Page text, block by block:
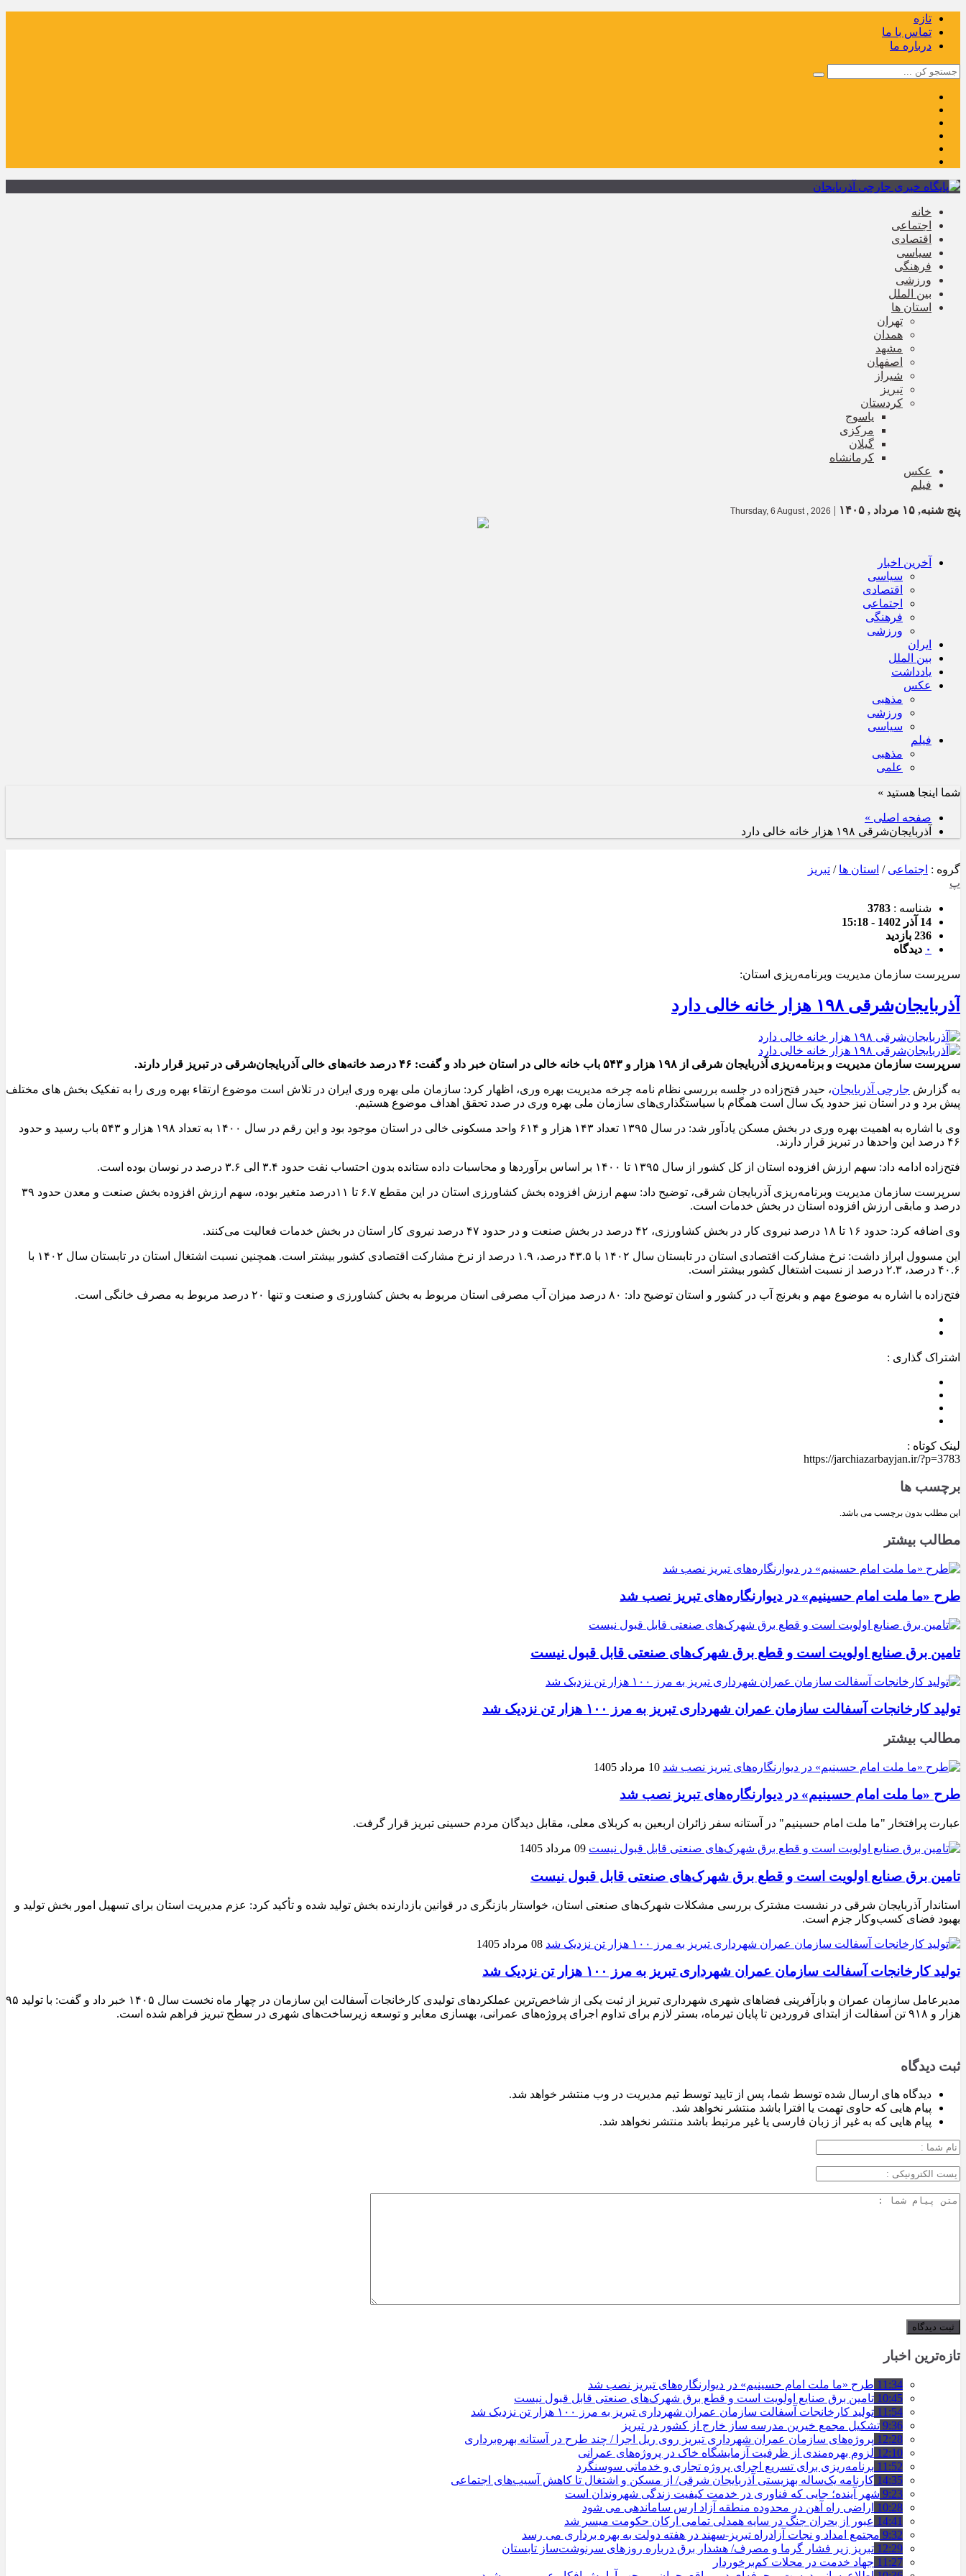
تازه
تماس با ما
درباره ما
خانه
اجتماعی
اقتصادی
سیاسی
فرهنگی
ورزشی
بین الملل
استان ها
تهران
همدان
مشهد
اصفهان
شیراز
تبریز
کردستان
یاسوج
مرکزی
گیلان
کرمانشاه
عکس
فیلم
پنج شنبه, ۱۵ مرداد , ۱۴۰۵ |
Thursday, 6 August , 2026
آخرین اخبار
سیاسی
اقتصادی
اجتماعی
فرهنگی
ورزشی
ایران
بین الملل
یادداشت
عکس
مذهبی
ورزشی
سیاسی
فیلم
مذهبی
علمی
شما اینجا هستید »
صفحه اصلی »
آذربایجان‌شرقی ۱۹۸ هزار خانه خالی دارد
گروه : اجتماعی / استان ها / تبریز
پ
شناسه : 3783
14 آذر 1402 - 15:18
236 بازدید
۰ دیدگاه
سرپرست سازمان مدیریت وبرنامه‌ریزی استان:
آذربایجان‌شرقی ۱۹۸ هزار خانه خالی دارد
سرپرست سازمان مدیریت و برنامه‌ریزی آذربایجان شرقی از ۱۹۸ هزار و ۵۴۳ باب خانه خالی در استان خبر داد و گفت: ۴۶ درصد خانه‌های خالی آذربایجان‌شرقی در تبریز قرار دارند.
به گزارش جارچی آذربایجان، حیدر فتح‌زاده در جلسه بررسی نظام نامه چرخه مدیریت بهره وری، اظهار کرد: سازمان ملی بهره وری ایران در تلاش است موضوع ارتقاء بهره وری را به تفکیک بخش های مختلف
پیش برد و در استان نیز حدود یک سال است همگام با سیاستگذاری‌های سازمان ملی بهره وری در صدد تحقق اهداف موضوع هستیم.
وی با اشاره به اهمیت بهره وری در بخش مسکن یادآور شد: در سال ۱۳۹۵ تعداد ۱۴۳ هزار و ۶۱۴ واحد مسکونی خالی در استان موجود بود و این رقم در سال ۱۴۰۰ به تعداد ۱۹۸ هزار و ۵۴۳ باب رسید و حدود
۴۶ درصد این واحدها در تبریز قرار دارند.
فتح‌زاده ادامه داد: سهم ارزش افزوده استان از کل کشور از سال ۱۳۹۵ تا ۱۴۰۰ بر اساس برآوردها و محاسبات داده ستانده بدون احتساب نفت حدود ۳.۴ الی ۳.۶ درصد در نوسان بوده است.
سرپرست سازمان مدیریت وبرنامه‌ریزی آذربایجان شرقی، توضیح داد: سهم ارزش افزوده بخش کشاورزی استان در این مقطع ۶.۷ تا ۱۱درصد متغیر بوده، سهم ارزش افزوده بخش صنعت و معدن حدود ۳۹
درصد و مابقی ارزش افزوده استان در بخش خدمات است.
وی اضافه کرد: حدود ۱۶ تا ۱۸ درصد نیروی کار در بخش کشاورزی، ۴۲ درصد در بخش صنعت و در حدود ۴۷ درصد نیروی کار استان در بخش خدمات فعالیت می‌کنند.
این مسوول ابراز داشت: نرخ مشارکت اقتصادی استان در تابستان سال ۱۴۰۲ با ۴۳.۵ درصد، ۱.۹ درصد از نرخ مشارکت اقتصادی کشور بیشتر است. همچنین نسبت اشتغال استان در تابستان سال ۱۴۰۲ با
۴۰.۶ درصد، ۲.۳ درصد از نسبت اشتغال کشور بیشتر است.
فتح‌زاده با اشاره به موضوع مهم و بغرنج آب در کشور و استان توضیح داد: ۸۰ درصد میزان آب مصرفی استان مربوط به بخش کشاورزی و صنعت و تنها ۲۰ درصد مربوط به مصرف خانگی است.
اشتراک گذاری :
لینک کوتاه :
https://jarchiazarbayjan.ir/?p=3783
برچسب ها
این مطلب بدون برچسب می باشد.
مطالب بیشتر
طرح «ما ملت امام حسینیم» در دیوارنگاره‌های تبریز نصب شد
تامین برق صنایع اولویت است و قطع برق شهرک‌های صنعتی قابل قبول نیست
تولید کارخانجات آسفالت سازمان عمران شهرداری تبریز به مرز ۱۰۰ هزار تن نزدیک شد
مطالب بیشتر
10 مرداد 1405
طرح «ما ملت امام حسینیم» در دیوارنگاره‌های تبریز نصب شد
عبارت پرافتخار "ما ملت امام حسینیم" در آستانه سفر زائران اربعین به کربلای معلی، مقابل دیدگان مردم حسینی تبریز قرار گرفت.
09 مرداد 1405
تامین برق صنایع اولویت است و قطع برق شهرک‌های صنعتی قابل قبول نیست
استاندار آذربایجان شرقی در نشست مشترک بررسی مشکلات شهرک‌های صنعتی استان، خواستار بازنگری در قوانین بازدارنده بخش تولید شده و تأکید کرد: عزم مدیریت استان برای تسهیل امور بخش تولید و
بهبود فضای کسب‌وکار جزم است.
08 مرداد 1405
تولید کارخانجات آسفالت سازمان عمران شهرداری تبریز به مرز ۱۰۰ هزار تن نزدیک شد
مدیرعامل سازمان عمران و بازآفرینی فضاهای شهری شهرداری تبریز از ثبت یکی از شاخص‌ترین عملکردهای تولیدی کارخانجات آسفالت این سازمان در چهار ماه نخست سال ۱۴۰۵ خبر داد و گفت: با تولید ۹۵
هزار و ۹۱۸ تن آسفالت از ابتدای فروردین تا پایان تیرماه، بستر لازم برای تداوم اجرای پروژه‌های عمرانی، بهسازی معابر و توسعه زیرساخت‌های شهری در سطح تبریز فراهم شده است.
ثبت دیدگاه
دیدگاه های ارسال شده توسط شما، پس از تایید توسط تیم مدیریت در وب منتشر خواهد شد.
پیام هایی که حاوی تهمت یا افترا باشد منتشر نخواهد شد.
پیام هایی که به غیر از زبان فارسی یا غیر مرتبط باشد منتشر نخواهد شد.
تازه‌ترین اخبار
11:34 طرح «ما ملت امام حسینیم» در دیوارنگاره‌های تبریز نصب شد
10:45 تامین برق صنایع اولویت است و قطع برق شهرک‌های صنعتی قابل قبول نیست
11:54 تولید کارخانجات آسفالت سازمان عمران شهرداری تبریز به مرز ۱۰۰ هزار تن نزدیک شد
9:36 تشکیل مجمع خیرین مدرسه ‌ساز خارج از کشور در تبریز
12:28 پروژه‌های سازمان عمران شهرداری تبریز روی ریل اجرا / چند طرح در آستانه بهره‌برداری
12:10 لزوم بهره‌مندی از ظرفیت آزمایشگاه خاک در پروژه‌های عمرانی
11:52 برنامه‌ریزی برای تسریع اجرای پروژه تجاری و خدماتی سوسنگرد
14:35 کارنامه یک‌ساله بهزیستی آذربایجان شرقی/ از مسکن و اشتغال تا کاهش آسیب‌های اجتماعی
9:23 شهر آینده؛ جایی که فناوری در خدمت کیفیت زندگی شهروندان است
10:28 اراضی راه آهن در محدوده منطقه آزاد ارس ساماندهی می شود
14:41 عبور از بحران جنگ در سایه همدلی تمامی ارکان حکومت میسر شد
9:32 مجتمع امداد و نجات آزادراه تبریز-سهند در هفته دولت به بهره ‌برداری می‌ رسد
12:29 تبریز زیر فشار گرما و مصرف/ هشدار برق درباره روزهای سرنوشت‌ساز تابستان
11:27 جهاد خدمت در محلات کم‌برخوردار